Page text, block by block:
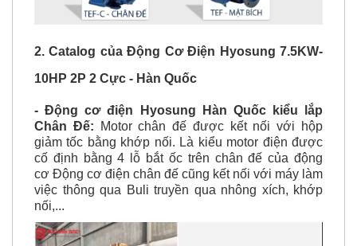
2. Catalog của Động Cơ Điện Hyosung 7.5KW-
- Động cơ điện Hyosung Hàn Quốc kiểu lắp
Chân Đế: Motor chân đế được kết nối với hộp
giảm tốc bằng khớp nối. Là kiểu motor điện được
cố định bằng 4 lỗ bắt ốc trên chân đế của động
cơ Động cơ điện chân đế cũng kết nối với máy làm
việc thông qua Buli truyền qua nhông xích, khớp
nối,...